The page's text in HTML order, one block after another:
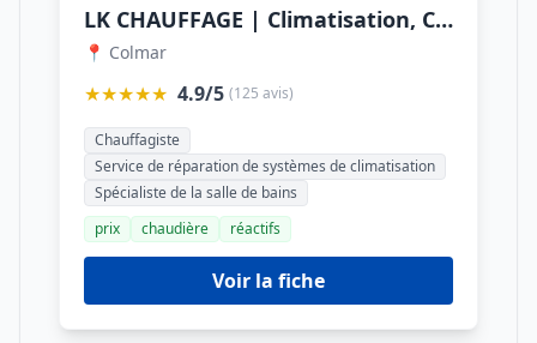
LK CHAUFFAGE | Climatisation, Chauffage & Plomberie
📍 Colmar
★★★★★ 4.9/5 (125 avis)
Chauffagiste
Service de réparation de systèmes de climatisation
Spécialiste de la salle de bains
prix
chaudière réactifs
Voir la fiche